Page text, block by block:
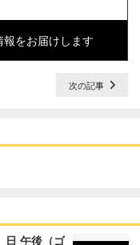
をお届けします
次の記事
日 午後（ゴ